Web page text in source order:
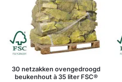
30 netzakken ovengedroogd
beukenhout à 35 liter FSC®